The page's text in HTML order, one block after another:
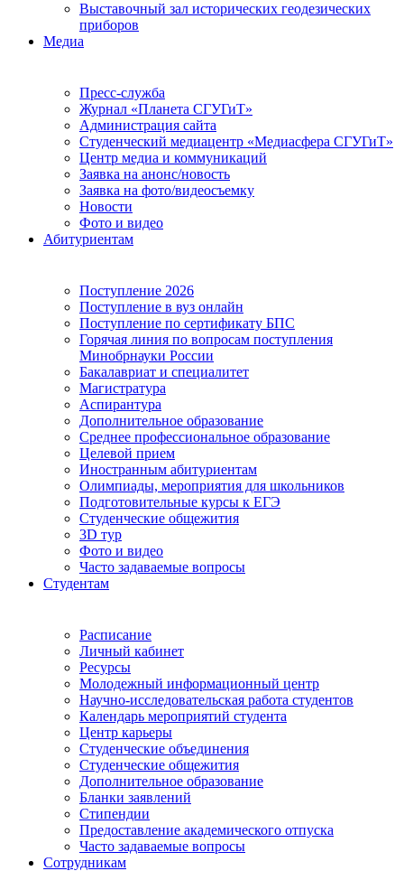
Выставочный зал исторических геодезических
приборов
Медиа
Пресс-служба
Журнал «Планета СГУГиТ»
Администрация сайта
Студенческий медиацентр «Медиасфера СГУГиТ»
Центр медиа и коммуникаций
Заявка на анонс/новость
Заявка на фото/видеосъемку
Новости
Фото и видео
Абитуриентам
Поступление 2026
Поступление в вуз онлайн
Поступление по сертификату БПС
Горячая линия по вопросам поступления
Минобрнауки России
Бакалавриат и специалитет
Магистратура
Аспирантура
Дополнительное образование
Среднее профессиональное образование
Целевой прием
Иностранным абитуриентам
Олимпиады, мероприятия для школьников
Подготовительные курсы к ЕГЭ
Студенческие общежития
3D тур
Фото и видео
Часто задаваемые вопросы
Студентам
Расписание
Личный кабинет
Ресурсы
Молодежный информационный центр
Научно-исследовательская работа студентов
Календарь мероприятий студента
Центр карьеры
Студенческие объединения
Студенческие общежития
Дополнительное образование
Бланки заявлений
Стипендии
Предоставление академического отпуска
Часто задаваемые вопросы
Сотрудникам